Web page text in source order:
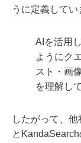
うに定義してい
AIを活用
ようにク
スト・画
を理解し
したがって、
と